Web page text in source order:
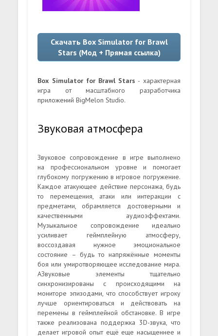
Скачать Box Simulator for Brawl
Stars (Мод + Прямая ссылка)
Box Simulator for Brawl Stars - характерная
игра от масштабного разработчика
приложений BigMelon Studio.
Звуковая атмосфера
Звуковое сопровождение в игре выполнено
на профессиональном уровне и помогает
глубокому погружению в игровое погружение.
Каждое атакующее действие персонажа, будь
то перемещения, атаки или интеракции с
предметами, обрамляется достоверными и
качественными аудиоэффектами.
Музыкальное сопровождение идеально
усиливает геймплейную атмосферу,
воссоздавая нужное эмоциональное
состояние – будь то напряжённые моменты
боя или умиротворяющее исследование мира.
АЗвуковые элементы тщательно
синхронизированы с происходящими на
мониторе эпизодами, что способствует игроку
лучше ориентироваться и действовать на
перемены в геймплейной обстановке. В игре
также реализована поддержка 3D-звука, что
делает игровой опыт ещё еще насыщеннее и